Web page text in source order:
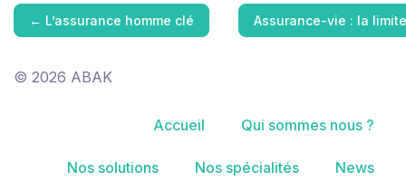
← L’assurance homme clé Assurance-vie : la
© 2026 ABAK
Accueil Qui sommes nous ?
Nos solutions Nos spécialités News